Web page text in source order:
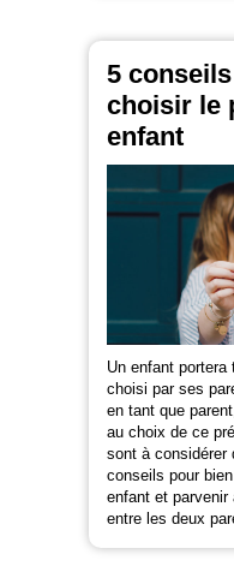
5
choisir le
enfant
Un enfant portera
choisi par ses
en tant que
au choix de ce
sont à considérer
conseils pour
enfant et
entre les deux